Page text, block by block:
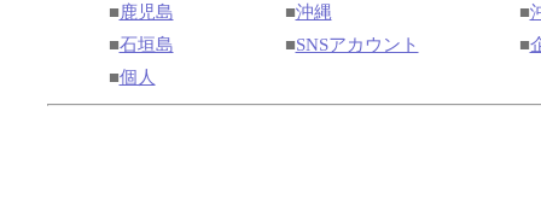
■鹿児島 ■沖縄 ■
■石垣島 ■SNSアカウント ■
■個人